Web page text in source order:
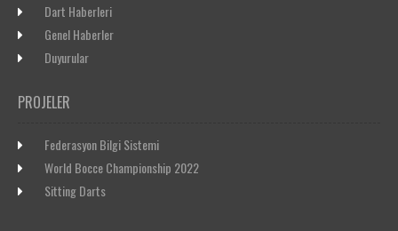
Dart Haberleri
Genel Haberler
Duyurular
PROJELER
Federasyon Bilgi Sistemi
World Bocce Championship 2022
Sitting Darts